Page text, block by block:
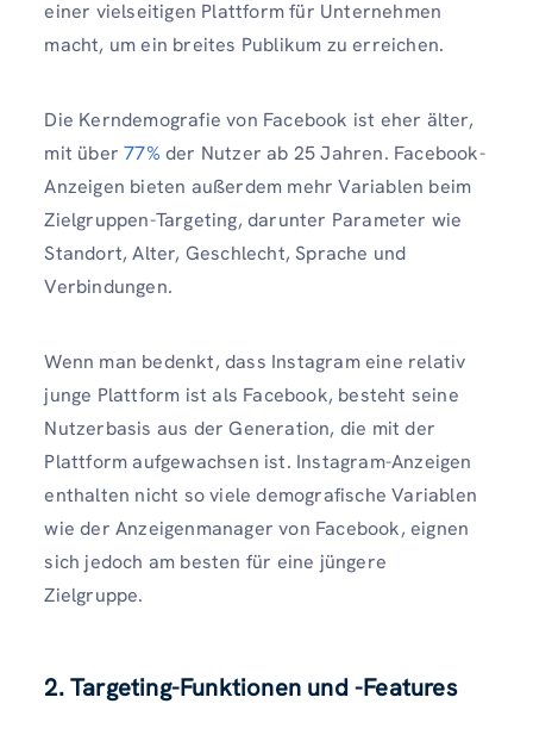
einer vielseitigen Plattform für Unternehmen
macht, um ein breites Publikum zu erreichen.
Die Kerndemografie von Facebook ist eher älter,
mit über77% der Nutzer ab 25 Jahren. Facebook-
Anzeigen bieten außerdem mehr Variablen beim
Zielgruppen-Targeting, darunter Parameter wie
Standort, Alter, Geschlecht, Sprache und
Verbindungen.
Wenn man bedenkt, dass Instagram eine relativ
junge Plattform ist als Facebook, besteht seine
Nutzerbasis aus der Generation, die mit der
Plattform aufgewachsen ist. Instagram-Anzeigen
enthalten nicht so viele demografische Variablen
wie der Anzeigenmanager von Facebook, eignen
sich jedoch am besten für eine jüngere
Zielgruppe.
2. Targeting-Funktionen und -Features